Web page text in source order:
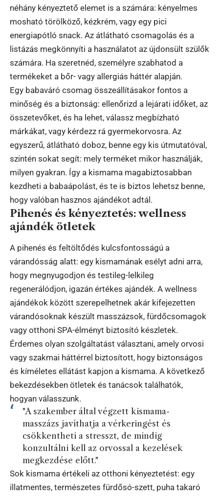
néhány kényeztető elemet is a számára: kényelmes
mosható törölköző, kézkrém, vagy egy pici
energiapótló snack. Az átlátható csomagolás és a
listázás megkönnyíti a használatot az újdonsült szülők
számára. Ha szeretnéd, személyre szabhatod a
termékeket a bőr- vagy allergiás háttér alapján.
Egy babaváró csomag összeállításakor fontos a
minőség és a biztonság: ellenőrizd a lejárati időket, az
összetevőket, és ha lehet, válassz megbízható
márkákat, vagy kérdezz rá gyermekorvosra. Az
egyszerű, átlátható doboz, benne egy kis útmutatóval,
szintén sokat segít: mely terméket mikor használják,
milyen gyakran. Így a kismama magabiztosabban
kezdheti a babaápolást, és te is biztos lehetsz benne,
hogy valóban hasznos ajándékot adtál.
Pihenés és kényeztetés: wellness
ajándék ötletek
A pihenés és feltöltődés kulcsfontosságú a
várandósság alatt: egy kismamának esélyt adni arra,
hogy megnyugodjon és testileg-lelkileg
regenerálódjon, igazán értékes ajándék. A wellness
ajándékok között szerepelhetnek akár kifejezetten
várandósoknak készült masszázsok, fürdőcsomagok
vagy otthoni SPA-élményt biztosító készletek.
Érdemes olyan szolgáltatást választani, amely orvosi
vagy szakmai háttérrel biztosított, hogy biztonságos
és kíméletes ellátást kapjon a kismama. A következő
bekezdésekben ötletek és tanácsok találhatók,
hogyan válasszunk.
"A szakember által végzett kismama-
masszázs javíthatja a vérkeringést és
csökkentheti a stresszt, de mindig
konzultálni kell az orvossal a kezelések
megkezdése előtt."
Sok kismama értékeli az otthoni kényeztetést: egy
illatmentes, természetes fürdősó-szett, puha takaró